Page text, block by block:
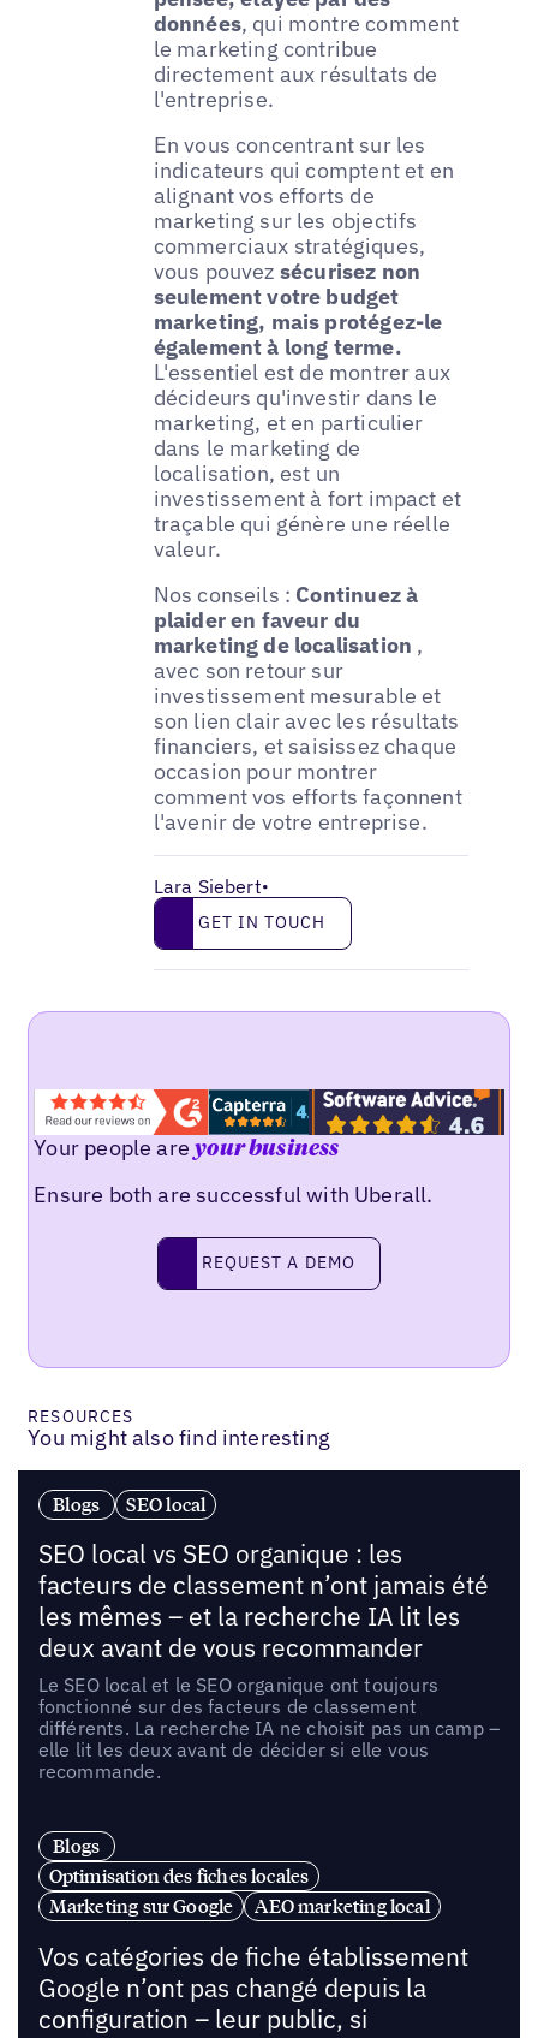
données, qui montre comment
le marketing contribue
directement aux résultats de
l'entreprise.
En vous concentrant sur les
indicateurs qui comptent et en
alignant vos efforts de
marketing sur les objectifs
commerciaux stratégiques,
vous pouvez sécurisez non
seulement votre budget
marketing, mais protégez-le
également à long terme.
L'essentiel est de montrer aux
décideurs qu'investir dans le
marketing, et en particulier
dans le marketing de
localisation, est un
investissement à fort impact et
traçable qui génère une réelle
valeur.
Nos conseils : Continuez à
plaider en faveur du
marketing de localisation ,
avec son retour sur
investissement mesurable et
son lien clair avec les résultats
financiers, et saisissez chaque
occasion pour montrer
comment vos efforts façonnent
l'avenir de votre entreprise.
Lara Siebert•
Get in touch
GET IN TOUCH
Your people areyour business
Ensure both are successful with Uberall.
Request a demo
REQUEST A DEMO
RESOURCES
You might also find interesting
Blogs SEO local
SEO local vs SEO organique : les
facteurs de classement n’ont jamais été
les mêmes – et la recherche IA lit les
deux avant de vous recommander
Le SEO local et le SEO organique ont toujours
fonctionné sur des facteurs de classement
différents. La recherche IA ne choisit pas un camp –
elle lit les deux avant de décider si elle vous
recommande.
Blogs
Optimisation des fiches locales
Marketing sur Google
AEO marketing local
Vos catégories de fiche établissement
Google n’ont pas changé depuis la
configuration – leur public, si